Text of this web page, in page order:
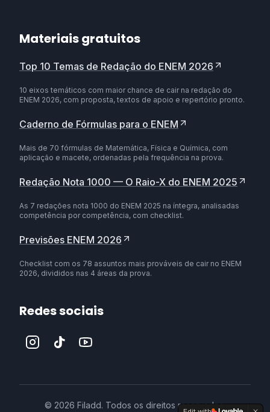
Materiais gratuitos
Top 10 Temas de Redação do ENEM 2026
10 eixos temáticos com maior chance de cair na redação do
ENEM 2026, com proposta, textos de apoio e repertório pronto.
Caderno de Fórmulas para o ENEM
Mais de 70 fórmulas de Matemática, Física e Química, com
aplicação e macete, ordenadas pela frequência na prova.
Redação Nota 1000 — O Raio-X do ENEM 2025
As 7 redações nota 1000 do ENEM 2025 na íntegra, analisadas
competência por competência, com checklist.
Previsões ENEM 2026
Checklist com os 78 assuntos mais prováveis de cair no ENEM
2026, divididos nas 4 áreas da prova.
Redes sociais
© 2026 Filadd. Todos os direitos reservados.